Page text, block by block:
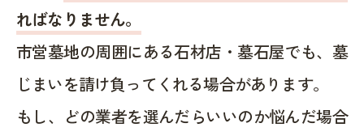
ればなりません。
市営墓地の周囲にある石材店・墓石屋でも、墓
じまいを請け負ってくれる場合があります。
もし、どの業者を選んだらいいのか悩んだ場合